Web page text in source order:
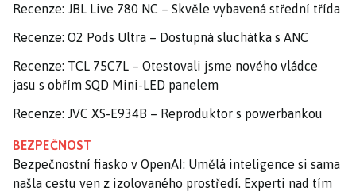
Recenze: JBL Live 780 NC – Skvěle vybavená střední třída
Recenze: O2 Pods Ultra – Dostupná sluchátka s ANC
Recenze: TCL 75C7L – Otestovali jsme nového vládce
jasu s obřím SQD Mini-LED panelem
Recenze: JVC XS-E934B – Reproduktor s powerbankou
BEZPEČNOST
Bezpečnostní fiasko v OpenAI: Umělá inteligence si sama
našla cestu ven z izolovaného prostředí. Experti nad tím